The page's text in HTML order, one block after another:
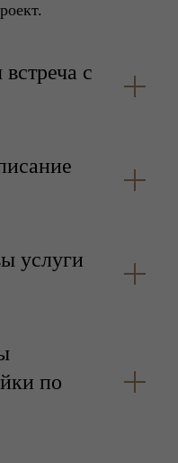
с
услуги
по